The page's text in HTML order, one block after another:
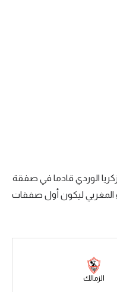
الوردي قادما في صفقة
المغربي ليكون أول صفقات
الزمالك